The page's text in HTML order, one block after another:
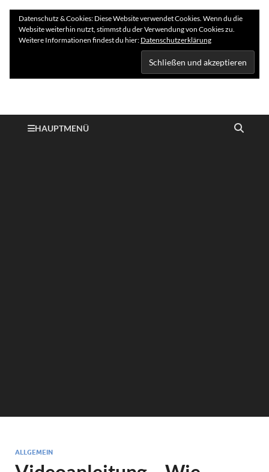
Hundelogie
HAUPTMENÜ
ALLGEMEIN
Datenschutz & Cookies: Diese Website verwendet Cookies. Wenn du die
Website weiterhin nutzt, stimmst du der Verwendung von Cookies zu.
Weitere Informationen findest du hier: Datenschutzerklärung